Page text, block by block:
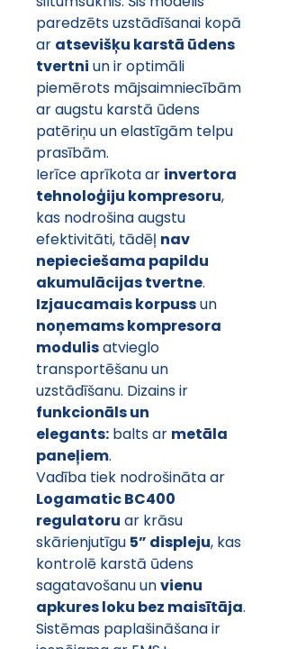
paredzēts uzstādīšanai kopā
ar atsevišķu karstā ūdens
tvertni un ir optimāli
piemērots mājsaimniecībām
ar augstu karstā ūdens
patēriņu un elastīgām telpu
prasībām.
Ierīce aprīkota ar invertora
tehnoloģiju kompresoru,
kas nodrošina augstu
efektivitāti, tādēļ nav
nepieciešama papildu
akumulācijas tvertne.
Izjaucamais korpuss un
noņemams kompresora
modulis atvieglo
transportēšanu un
uzstādīšanu. Dizains ir
funkcionāls un
elegants: balts ar metāla
paneļiem.
Vadība tiek nodrošināta ar
Logamatic BC400
regulatoru ar krāsu
skārienjutīgu 5” displeju, kas
kontrolē karstā ūdens
sagatavošanu un vienu
apkures loku bez maisītāja.
Sistēmas paplašināšana ir